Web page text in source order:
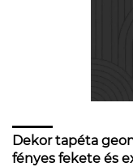
Dekor tapéta
fényes fekete és